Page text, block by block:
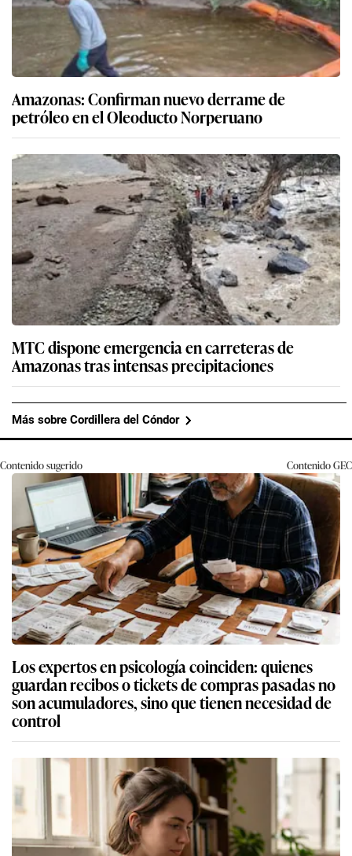
Amazonas: Confirman nuevo derrame de
petróleo en el Oleoducto Norperuano
MTC dispone emergencia en carreteras de
Amazonas tras intensas precipitaciones
Más sobre Cordillera del Cóndor
Contenido sugerido ContenidoGEC
Los expertos en psicología coinciden: quienes
guardan recibos o tickets de compras pasadas no
son acumuladores, sino que tienen necesidad de
control